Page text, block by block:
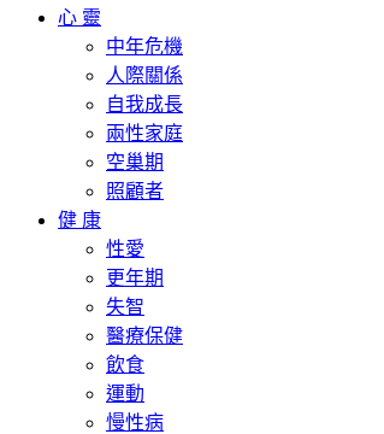
心 靈
中年危機
人際關係
自我成長
兩性家庭
空巢期
照顧者
健 康
性愛
更年期
失智
醫療保健
飲食
運動
慢性病